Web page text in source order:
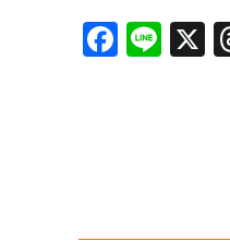
Line
X